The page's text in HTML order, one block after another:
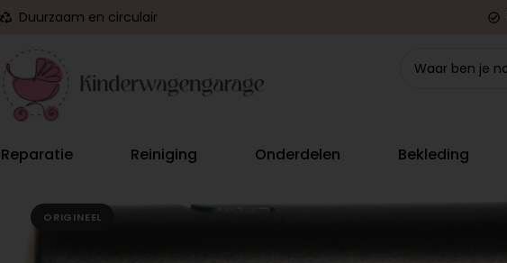
Duurzaam en circulair
Reparatie Reiniging Onderdelen Bekleding
ORIGINEEL